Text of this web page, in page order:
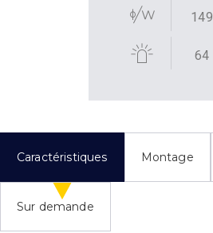
149
64
Caractéristiques Montage
Sur demande